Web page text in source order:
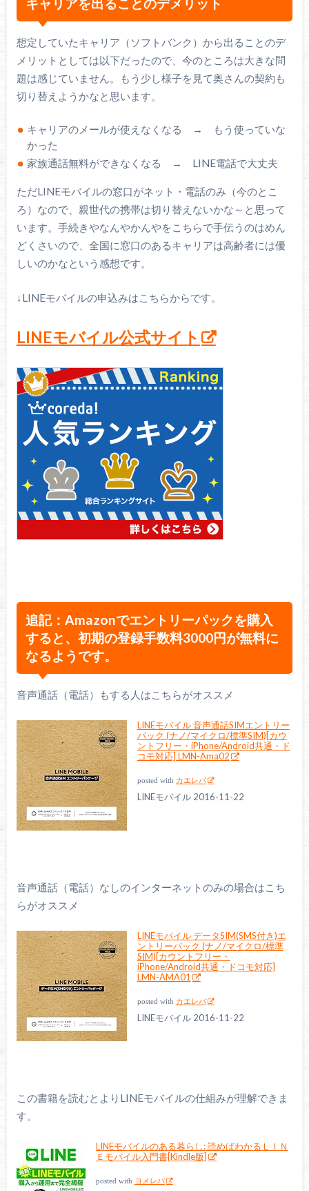
想定していたキャリア（ソフトバンク）から出ることのデ
メリットとしては以下だったので、今のところは大きな問
題は感じていません。もう少し様子を見て奥さんの契約も
切り替えようかなと思います。
キャリアのメールが使えなくなる → もう使っていな
かった
家族通話無料ができなくなる → LINE電話で大丈夫
ただLINEモバイルの窓口がネット・電話のみ（今のとこ
ろ）なので、親世代の携帯は切り替えないかな～と思って
います。手続きやなんやかんやをこちらで手伝うのはめん
どくさいので、全国に窓口のあるキャリアは高齢者には優
しいのかなという感想です。
↓LINEモバイルの申込みはこちらからです。
LINEモバイル公式サイト
追記：Amazonでエントリーパックを購入
すると、初期の登録手数料3000円が無料に
なるようです。
音声通話（電話）もする人はこちらがオススメ
LINEモバイル 音声通話SIMエントリー
パック (ナノ/マイクロ/標準SIM)[カウ
ントフリー・iPhone/Android共通・ド
コモ対応] LMN-Ama02
posted with カエレバ
LINEモバイル 2016-11-22
音声通話（電話）なしのインターネットのみの場合はこち
らがオススメ
LINEモバイル データSIM(SMS付き)エ
ントリーパック (ナノ/マイクロ/標準
SIM)[カウントフリー・
iPhone/Android共通・ドコモ対応]
LMN-AMA01
posted with カエレバ
LINEモバイル 2016-11-22
この書籍を読むとよりLINEモバイルの仕組みが理解できま
す。
LINEモバイルのある暮らし: 読めばわかるＬＩＮ
Ｅモバイル入門書[Kindle版]
posted with ヨメレバ